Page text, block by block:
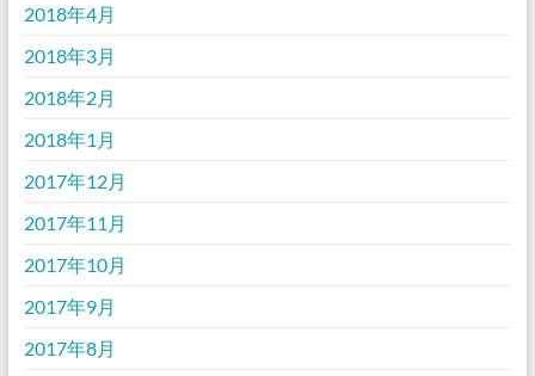
2018年4月
2018年3月
2018年2月
2018年1月
2017年12月
2017年11月
2017年10月
2017年9月
2017年8月